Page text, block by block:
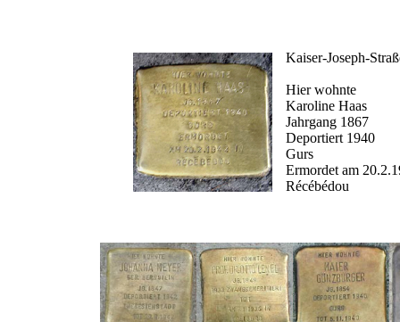
Kaiser-Joseph-
Hier wohnte
Karoline Haas
Jahrgang 1867
Deportiert 1940
Gurs
Ermordet am
Récébédou